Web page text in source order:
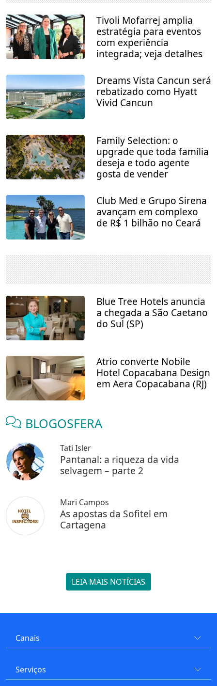
Tivoli Mofarrej amplia
estratégia para eventos
com experiência
integrada; veja detalhes
Dreams Vista Cancun será
rebatizado como Hyatt
Vivid Cancun
Family Selection: o
upgrade que toda família
deseja e todo agente
gosta de vender
Club Med e Grupo Sirena
avançam em complexo
de R$ 1 bilhão no Ceará
Blue Tree Hotels anuncia
a chegada a São Caetano
do Sul (SP)
Atrio converte Nobile
Hotel Copacabana Design
em Aera Copacabana (RJ)
BLOGOSFERA
Tati Isler
Pantanal: a riqueza da vida
selvagem – parte 2
Mari Campos
As apostas da Sofitel em
Cartagena
LEIA MAIS NOTÍCIAS
Canais
Serviços